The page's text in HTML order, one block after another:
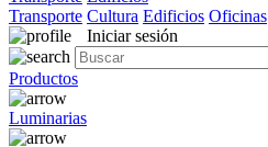
Transporte Cultura Edificios Oficinas
Iniciar sesión
Productos
Luminarias